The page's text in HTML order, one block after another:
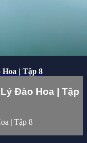
| Tập 8
Đào Hoa | Tập
| Tập 8